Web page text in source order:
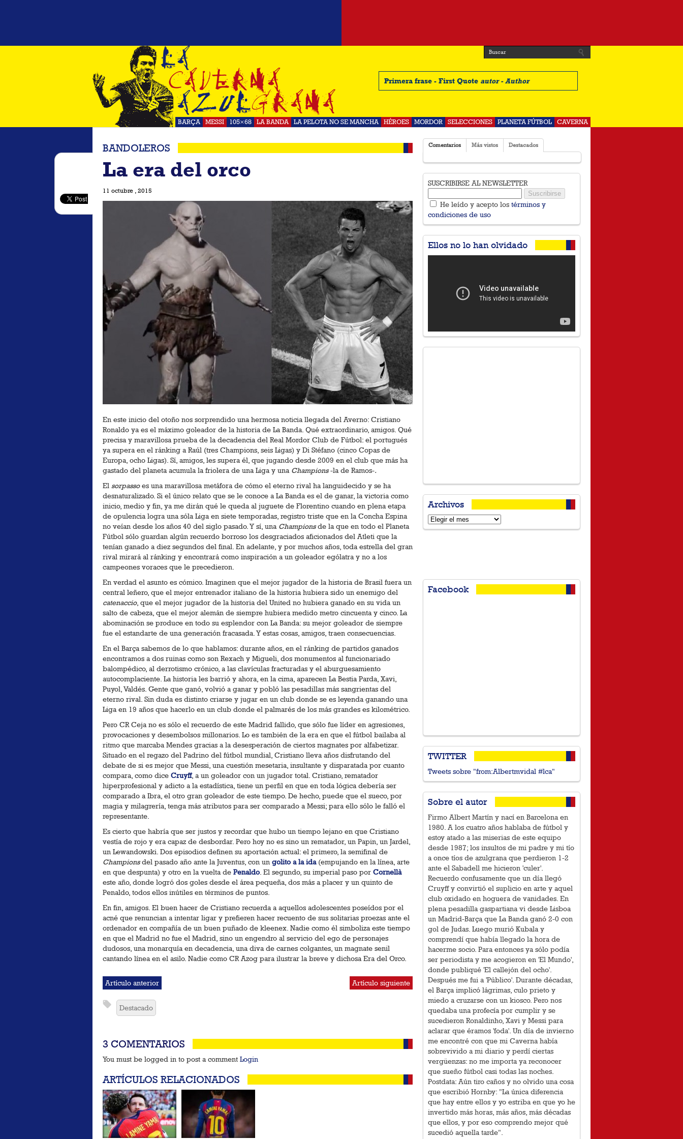
Primera frase - First Quote autor - Author
BARÇA MESSI 105×68 LA BANDA LA PELOTA NO SE MANCHA HÉROES MORDOR SELECCIONES PLANETA FÚTBOL CAVERNA
BANDOLEROS
La era del orco
11 octubre , 2015
En este inicio del otoño nos sorprendido una hermosa noticia llegada del Averno: Cristiano
Ronaldo ya es el máximo goleador de la historia de La Banda. Qué extraordinario, amigos. Qué
precisa y maravillosa prueba de la decadencia del Real Mordor Club de Fútbol: el portugués
ya supera en el ránking a Raúl (tres Champions, seis Ligas) y Di Stéfano (cinco Copas de
Europa, ocho Ligas). Sí, amigos, les supera él, que jugando desde 2009 en el club que más ha
gastado del planeta acumula la friolera de una Liga y una Champions-la de Ramos-.
El sorpassoes una maravillosa metáfora de cómo el eterno rival ha languidecido y se ha
desnaturalizado. Si el único relato que se le conoce a La Banda es el de ganar, la victoria como
inicio, medio y fin, ya me dirán qué le queda al juguete de Florentino cuando en plena etapa
de opulencia logra una sóla Liga en siete temporadas, registro triste que en la Concha Espina
no veían desde los años 40 del siglo pasado. Y sí, una Championsde la que en todo el Planeta
Fútbol sólo guardan algún recuerdo borroso los desgraciados aficionados del Atleti que la
tenían ganado a diez segundos del final. En adelante, y por muchos años, toda estrella del gran
rival mirará al ránking y encontrará como inspiración a un goleador ególatra y no a los
campeones voraces que le precedieron.
En verdad el asunto es cómico. Imaginen que el mejor jugador de la historia de Brasil fuera un
central leñero, que el mejor entrenador italiano de la historia hubiera sido un enemigo del
catenaccio, que el mejor jugador de la historia del United no hubiera ganado en su vida un
salto de cabeza, que el mejor alemán de siempre hubiera medido metro cincuenta y cinco. La
abominación se produce en todo su esplendor con La Banda: su mejor goleador de siempre
fue el estandarte de una generación fracasada. Y estas cosas, amigos, traen consecuencias.
En el Barça sabemos de lo que hablamos: durante años, en el ránking de partidos ganados
encontramos a dos ruinas como son Rexach y Migueli, dos monumentos al funcionariado
balompédico, al derrotismo crónico, a las clavículas fracturadas y el aburguesamiento
autocomplaciente. La historia les barrió y ahora, en la cima, aparecen La Bestia Parda, Xavi,
Puyol, Valdés. Gente que ganó, volvió a ganar y pobló las pesadillas más sangrientas del
eterno rival. Sin duda es distinto criarse y jugar en un club donde se es leyenda ganando una
Liga en 19 años que hacerlo en un club donde el palmarés de los más grandes es kilométrico.
Pero CR Ceja no es sólo el recuerdo de este Madrid fallido, que sólo fue líder en agresiones,
provocaciones y desembolsos millonarios. Lo es también de la era en que el fútbol bailaba al
ritmo que marcaba Mendes gracias a la desesperación de ciertos magnates por alfabetizar.
Situado en el regazo del Padrino del fútbol mundial, Cristiano lleva años disfrutando del
debate de si es mejor que Messi, una cuestión mesetaria, insultante y disparatada por cuanto
compara, como dice Cruyff, a un goleador con un jugador total. Cristiano, rematador
hiperprofesional y adicto a la estadística, tiene un perfil en que en toda lógica debería ser
comparado a Ibra, el otro gran goleador de este tiempo. De hecho, puede que el sueco, por
magia y milagrería, tenga más atributos para ser comparado a Messi; para ello sólo le falló el
representante.
Es cierto que habría que ser justos y recordar que hubo un tiempo lejano en que Cristiano
vestía de rojo y era capaz de desbordar. Pero hoy no es sino un rematador, un Papin, un Jardel,
un Lewandowski. Dos episodios definen su aportación actual: el primero, la semifinal de
Championsdel pasado año ante la Juventus, con un golito a la ida(empujando en la línea, arte
en que despunta) y otro en la vuelta de Penaldo . El segundo, su imperial paso por Cornellà
este año, donde logró dos goles desde el área pequeña, dos más a placer y un quinto de
Penaldo, todos ellos inútiles en términos de puntos.
En fin, amigos. El buen hacer de Cristiano recuerda a aquellos adolescentes poseídos por el
acné que renuncian a intentar ligar y prefieren hacer recuento de sus solitarias proezas ante el
ordenador en compañía de un buen puñado de kleenex. Nadie como él simboliza este tiempo
en que el Madrid no fue el Madrid, sino un engendro al servicio del ego de personajes
dudosos, una monarquía en decadencia, una diva de carnes colgantes, un magnate senil
cantando línea en el asilo. Nadie como CR Azog para ilustrar la breve y dichosa Era del Orco.
Artículo anterior Artículo siguiente
Destacado
3 COMENTARIOS
You must be logged in to post a comment Login
ARTÍCULOS RELACIONADOS
Comentarios Más vistos Destacados
SUSCRIBIRSE AL NEWSLETTER
He leído y acepto los términos y
condiciones de uso
Ellos no lo han olvidado
Archivos
Archivos
Facebook
TWITTER
Tweets sobre "from:Albertmvidal #lca"
Sobre el autor
Firmo Albert Martín y nací en Barcelona en
1980. A los cuatro años hablaba de fútbol y
estoy atado a las miserias de este equipo
desde 1987; los insultos de mi padre y mi tío
a once tíos de azulgrana que perdieron 1-2
ante el Sabadell me hicieron 'culer'.
Recuerdo confusamente que un día llegó
Cruyff y convirtió el suplicio en arte y aquel
club oxidado en hoguera de vanidades. En
plena pesadilla gaspartiana vi desde Lisboa
un Madrid-Barça que La Banda ganó 2-0 con
gol de Judas. Luego murió Kubala y
comprendí que había llegado la hora de
hacerme socio. Para entonces ya sólo podía
ser periodista y me acogieron en 'El Mundo',
donde publiqué 'El callejón del ocho'.
Después me fui a 'Público'. Durante décadas,
el Barça implicó lágrimas, culo prieto y
miedo a cruzarse con un kiosco. Pero nos
quedaba una profecía por cumplir y se
sucedieron Ronaldinho, Xavi y Messi para
aclarar que éramos 'foda'. Un día de invierno
me encontré con que mi Caverna había
sobrevivido a mi diario y perdí ciertas
vergüenzas: no me importa ya reconocer
que sueño fútbol casi todas las noches.
Postdata: Aún tiro caños y no olvido una cosa
que escribió Hornby: "La única diferencia
que hay entre ellos y yo estriba en que yo he
invertido más horas, más años, más décadas
que ellos, y por eso comprendo mejor qué
sucedió aquella tarde".